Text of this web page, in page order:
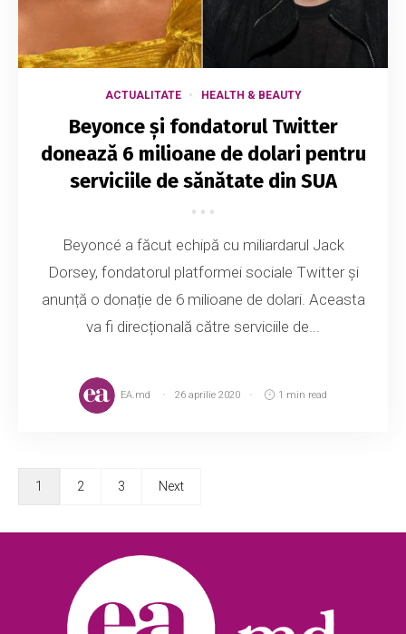
ACTUALITATE HEALTH & BEAUTY
Beyonce și fondatorul Twitter
donează 6 milioane de dolari pentru
serviciile de sănătate din SUA
Beyoncé a făcut echipă cu miliardarul Jack
Dorsey, fondatorul platformei sociale Twitter și
anunță o donație de 6 milioane de dolari. Aceasta
va fi direcțională către serviciile de...
EA.md 26 aprilie 2020 1 min read
1 2 3 Next